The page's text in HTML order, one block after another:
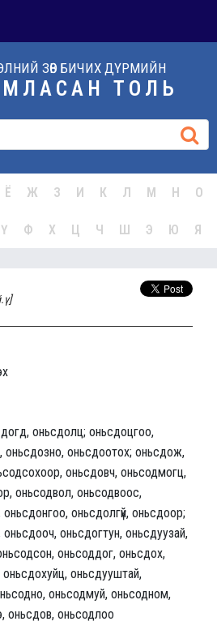
ЗӨВ БИЧИХ ДҮРМИЙН
ТОЛЬ
Ё Ж З И К Л М Н О
Ү Ф Х Ц Ч Ш Э Ю Я
оньсдолц; оньсдоцгоо,
оньсдозно, оньсдоотох; оньсдож,
оньсдовч, оньсодмогц,
оньсодвол, оньсодвоос,
оньсдолгүй, оньсдоор;
оньсдогтун, оньсдуузай,
оньсоддог, оньсдох,
оньсдууштай,
оньсодмуй, оньсодном,
оньсдов, оньсодлоо